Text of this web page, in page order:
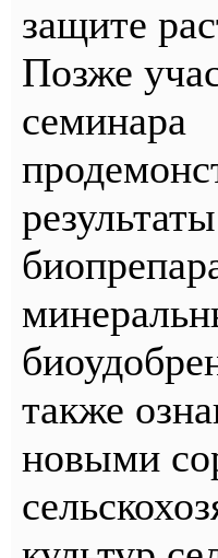
защите
Позже
семинара
также
новыми